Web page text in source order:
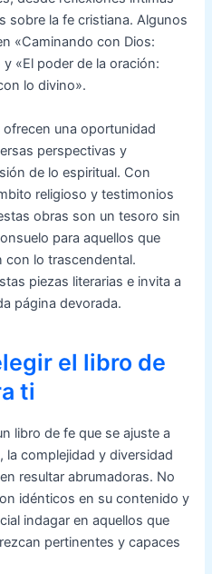
sobre la fe cristiana. Algunos
«Caminando con Dios:
«El poder de la oración:
lo divino».
una oportunidad
perspectivas y
de lo espiritual. Con
religioso y testimonios
obras son un tesoro sin
para aquellos que
con lo trascendental.
piezas literarias e invita a
página devorada.
el libro de
ti
libro de fe que se ajuste a
la complejidad y diversidad
resultar abrumadoras. No
idénticos en su contenido y
indagar en aquellos que
pertinentes y capaces